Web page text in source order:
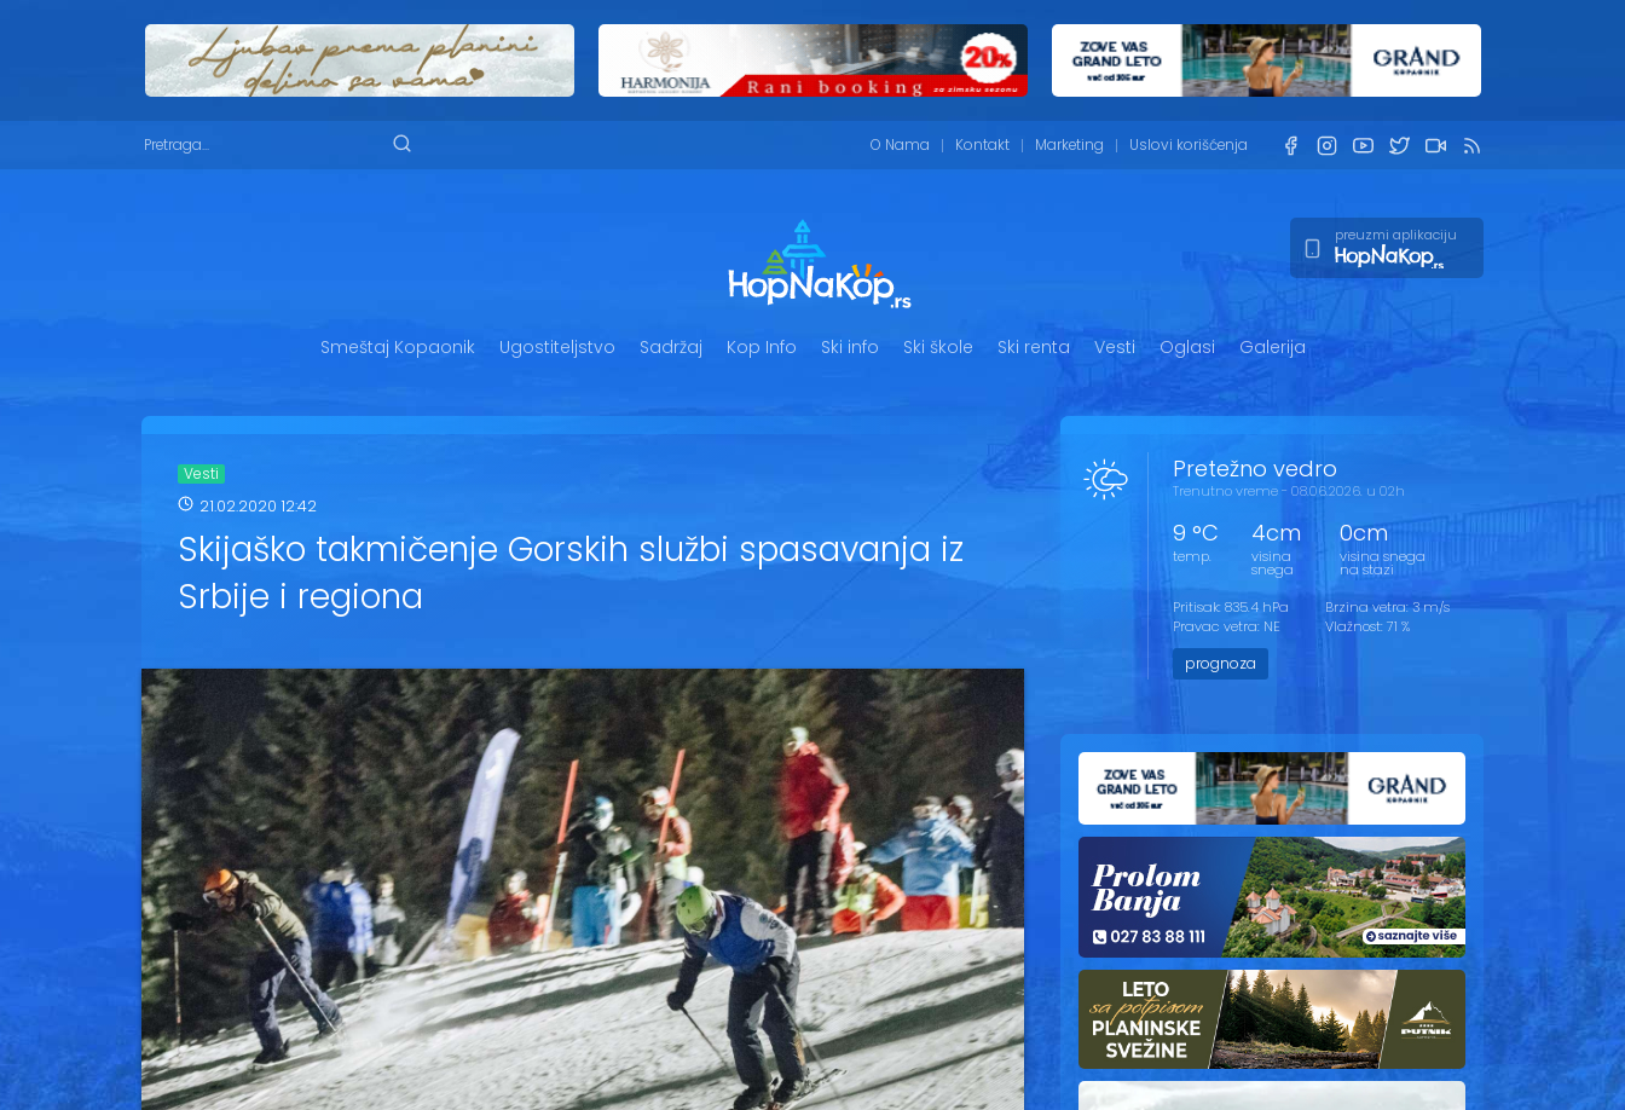
O Nama Kontakt Marketing Uslovi korišćenja
preuzmi aplikaciju
Smeštaj Kopaonik Ugostiteljstvo Sadržaj Kop Info Ski info Ski škole Ski renta Vesti Oglasi Galerija
Vesti
21.02.2020 12:42
Skijaško takmičenje Gorskih službi spasavanja iz
Srbije i regiona
Pretežno vedro
Trenutno vreme - 08.06.2026. u 02h
9 °C
temp.
4cm
visina
snega
0cm
visina snega
na stazi
Pritisak: 835.4 hPa
Pravac vetra: NE
Brzina vetra: 3 m/s
Vlažnost: 71 %
prognoza